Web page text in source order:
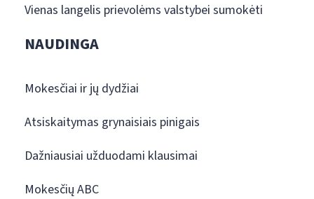
Vienas langelis prievolėms valstybei sumokėti
NAUDINGA
Mokesčiai ir jų dydžiai
Atsiskaitymas grynaisiais pinigais
Dažniausiai užduodami klausimai
Mokesčių ABC